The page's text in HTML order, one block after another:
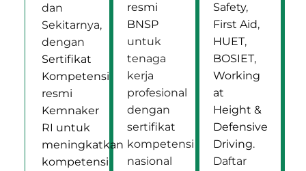
dan
Sekitarnya,
dengan
Sertifikat
Kompetensi
resmi
Kemnaker
RI untuk
meningkatkan
kompetensi
resmi
BNSP
untuk
tenaga
kerja
profesional
dengan
sertifikat
kompetensi
nasional
Safety,
First Aid,
HUET,
BOSIET,
Working
at
Height &
Defensive
Driving.
Daftar